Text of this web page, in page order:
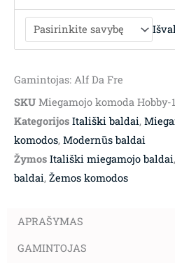
Gamintojas: Alf Da Fre
SKU Miegamojo komoda Hobby-1
Kategorijos Itališki baldai,
komodos, Modernūs baldai
Žymos Itališki miegamojo baldai,
baldai, Žemos komodos
APRAŠYMAS
GAMINTOJAS